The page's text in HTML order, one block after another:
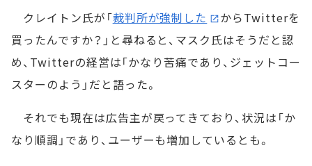
クレイトン氏が「裁判所が強制した
からTwitterを
買ったんですか？」と尋ねると、マスク氏はそうだと認
め、Twitterの経営は「かなり苦痛であり、ジェットコー
スターのよう」だと語った。
それでも現在は広告主が戻ってきており、状況は「か
なり順調」であり、ユーザーも増加しているとも。